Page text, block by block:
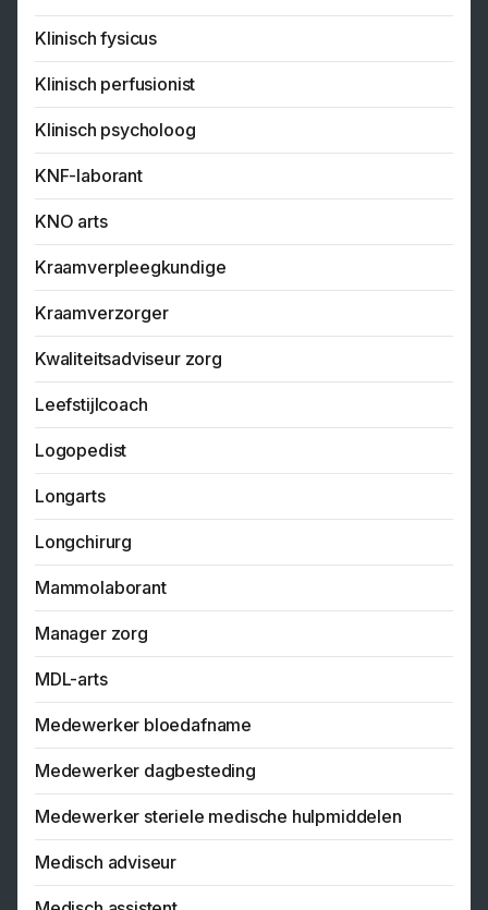
Klinisch fysicus
Klinisch perfusionist
Klinisch psycholoog
KNF-laborant
KNO arts
Kraamverpleegkundige
Kraamverzorger
Kwaliteitsadviseur zorg
Leefstijlcoach
Logopedist
Longarts
Longchirurg
Mammolaborant
Manager zorg
MDL-arts
Medewerker bloedafname
Medewerker dagbesteding
Medewerker steriele medische hulpmiddelen
Medisch adviseur